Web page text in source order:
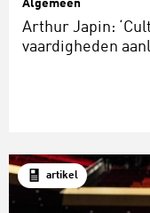
Algemeen
Arthur Japin:
vaardigheden
artikel